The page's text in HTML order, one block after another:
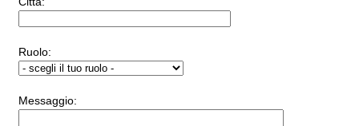
Ruolo:
Messaggio: